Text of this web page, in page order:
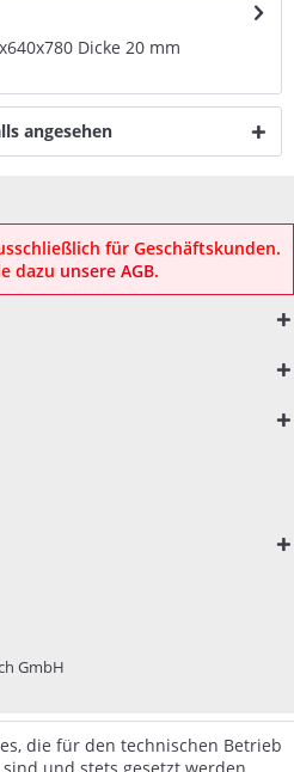
Dicke 20 mm
angesehen
für Geschäftskunden.
dazu unsere AGB.
GmbH
die für den technischen Betrieb